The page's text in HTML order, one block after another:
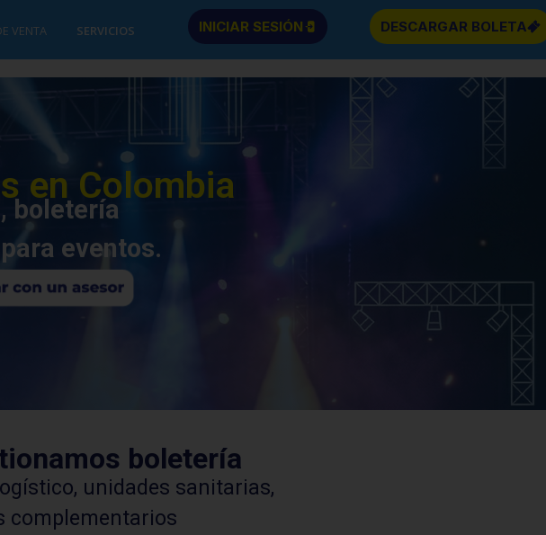
VENTA SERVICIOS INICIAR SESIÓN DESCARGAR BOLETA
en Colombia
boletería
eventos.
boletería
unidades sanitarias,
complementarios